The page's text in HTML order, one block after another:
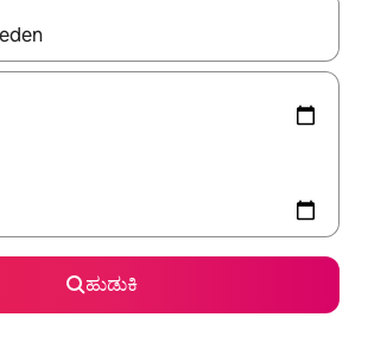
ಅಪ್ ಮತ್ತು ಡೌನ್ ಬಾಣದ ಕೀಲಿಗಳೊಂದಿಗೆ
ಹುಡುಕಿ